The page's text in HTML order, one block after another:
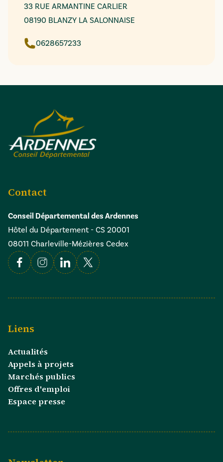
33 RUE ARMANTINE CARLIER
08190 BLANZY LA SALONNAISE
0628657233
Contact
Conseil Départemental des Ardennes
Hôtel du Département - CS 20001
08011 Charleville-Mézières Cedex
FacebookInstagramLinkedin
X
Liens
Actualités
Appels à projets
Marchés publics
Offres d'emploi
Espace presse